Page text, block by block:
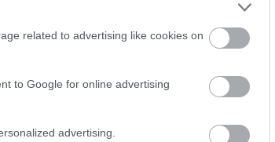
related to advertising like cookies on
to Google for online advertising
advertising.
- Μόνιμοι στο υπουργείο